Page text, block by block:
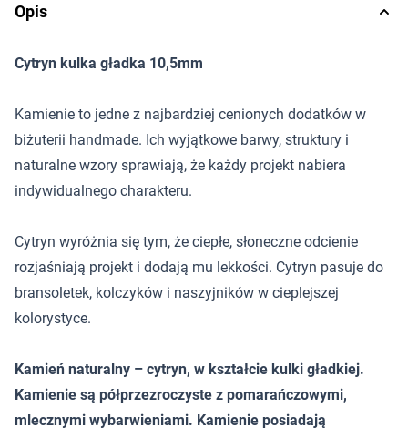
Opis
Cytryn kulka gładka 10,5mm
Kamienie to jedne z najbardziej cenionych dodatków w
biżuterii handmade. Ich wyjątkowe barwy, struktury i
naturalne wzory sprawiają, że każdy projekt nabiera
indywidualnego charakteru.
Cytryn wyróżnia się tym, że ciepłe, słoneczne odcienie
rozjaśniają projekt i dodają mu lekkości. Cytryn pasuje do
bransoletek, kolczyków i naszyjników w cieplejszej
kolorystyce.
Kamień naturalny – cytryn, w kształcie kulki gładkiej.
Kamienie są półprzezroczyste z pomarańczowymi,
mlecznymi wybarwieniami. Kamienie posiadają